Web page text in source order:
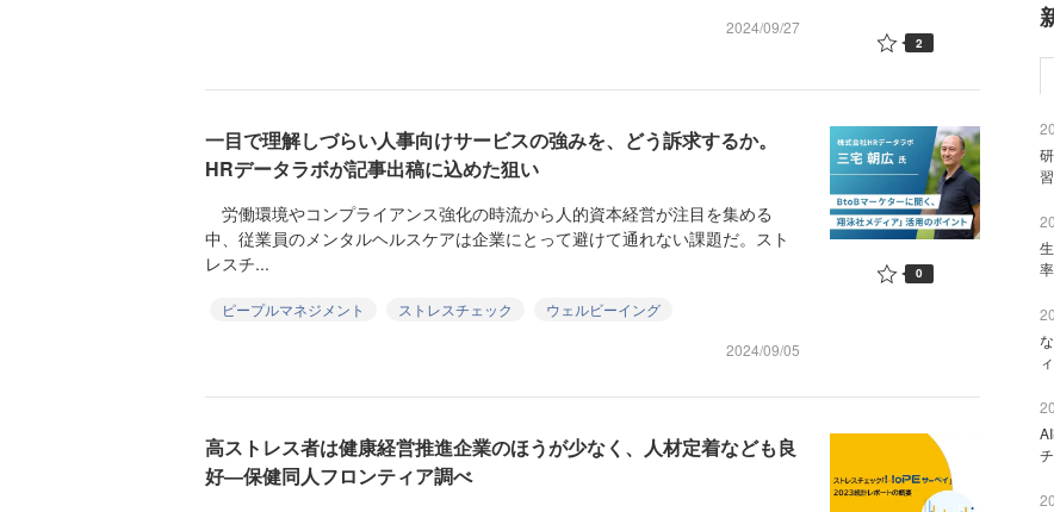
2024/09/27
2
一目で理解しづらい人事向けサービスの強みを、どう訴求するか。
HRデータラボが記事出稿に込めた狙い
労働環境やコンプライアンス強化の時流から人的資本経営が注目を集める
中、従業員のメンタルヘルスケアは企業にとって避けて通れない課題だ。スト
レスチ...
ピープルマネジメント ストレスチェック
ウェルビーイング
2024/09/05
0
高ストレス者は健康経営推進企業のほうが少なく、人材定着なども良
好―保健同人フロンティア調べ